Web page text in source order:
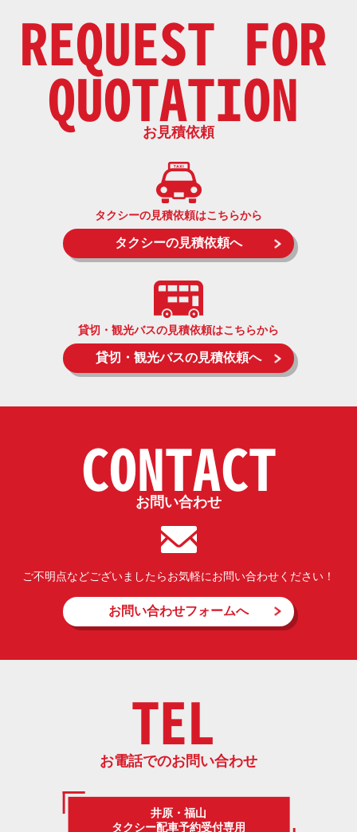
REQUEST FOR
QUOTATION
お見積依頼
タクシーの見積依頼はこちらから
タクシーの見積依頼へ
貸切・観光バスの見積依頼はこちらから
貸切・観光バスの見積依頼へ
CONTACT
お問い合わせ
ご不明点などございましたらお気軽にお問い合わせください！
お問い合わせフォームへ
TEL
お電話でのお問い合わせ
井原・福山
タクシー配車予約受付専用